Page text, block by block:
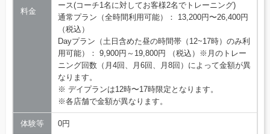
料金
ース(コーチ1名に対してお客様2名でトレーニング)
通常プラン（全時間利用可能）： 13,200円〜26,400円
（税込）
Dayプラン（土日含めた昼の時間帯（12~17時）のみ利
用可能）： 9,900円～19,800円 （税込）※月のトレー
ニング回数（月4回、月6回、月8回）によって金額が異
なります。
※ デイプランは12時〜17時限定となります。
※各店舗で金額が異なります。
体験等 0円